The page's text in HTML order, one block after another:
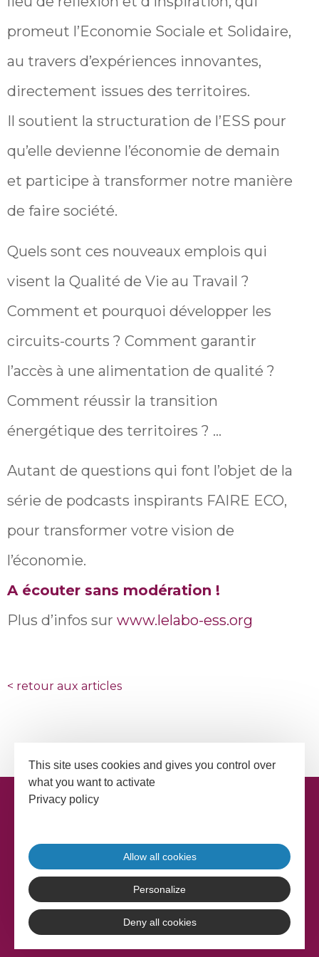
promeut l’Economie Sociale et Solidaire,
au travers d’expériences innovantes,
directement issues des territoires.
Il soutient la structuration de l’ESS pour
qu’elle devienne l’économie de demain
et participe à transformer notre manière
de faire société.
Quels sont ces nouveaux emplois qui
visent la Qualité de Vie au Travail ?
Comment et pourquoi développer les
circuits-courts ? Comment garantir
l’accès à une alimentation de qualité ?
Comment réussir la transition
énergétique des territoires ? …
Autant de questions qui font l’objet de la
série de podcasts inspirants FAIRE ECO,
pour transformer votre vision de
l’économie.
A écouter sans modération !
Plus d’infos sur www.lelabo-ess.org
< retour aux articles
This site uses cookies and gives you control over
what you want to activate
Privacy policy
Allow all cookies
Personalize
Deny all cookies